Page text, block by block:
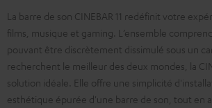
La barre de son CINEBAR 11 redéfinit votre
films, musique et gaming. L’ensemble
pouvant être discrètement dissimulé sous un
recherchent le meilleur des deux mondes, la
solution idéale. Elle offre une simplicité
esthétique épurée d'une barre de son, tout en